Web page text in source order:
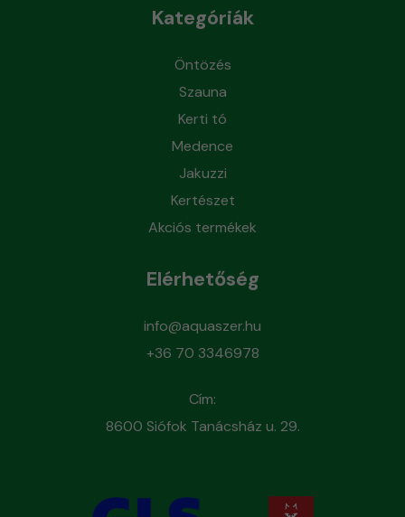
Kategóriák
Öntözés
Szauna
Kerti tó
Medence
Jakuzzi
Kertészet
Akciós termékek
Elérhetőség
info@aquaszer.hu
+36 70 3346978
Cím:
8600 Siófok Tanácsház u. 29.